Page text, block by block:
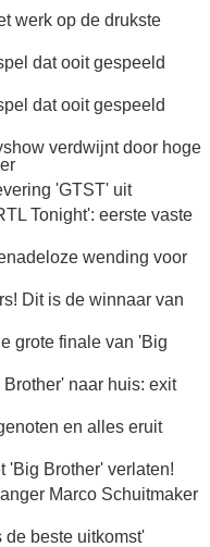
werk op de drukste
dat ooit gespeeld
dat ooit gespeeld
verdwijnt door hoge
'GTST' uit
Tonight': eerste vaste
wending voor
Dit is de winnaar van
grote finale van 'Big
naar huis: exit
en alles eruit
'Big Brother' verlaten!
Marco Schuitmaker
de beste uitkomst'